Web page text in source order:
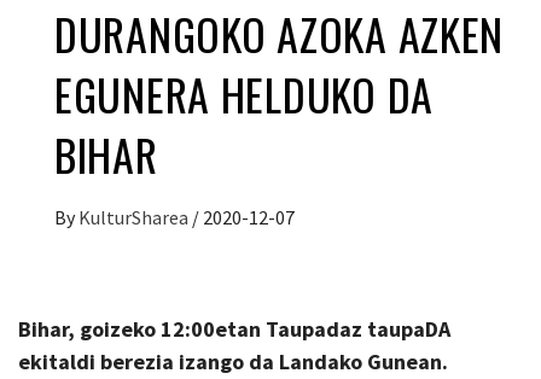
DURANGOKO AZOKA AZKEN
EGUNERA HELDUKO DA
BIHAR
By KulturSharea / 2020-12-07
Bihar, goizeko 12:00etan Taupadaz taupaDA
ekitaldi berezia izango da Landako Gunean.